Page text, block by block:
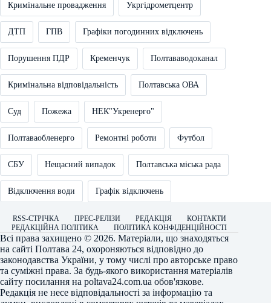
Кримінальне провадження Укргідрометцентр
ДТП ГПВ Графіки погодинних відключень
Порушення ПДР Кременчук Полтававодоканал
Кримінальна відповідальність Полтавська ОВА
Суд Пожежа НЕК"Укренерго"
Полтаваобленерго Ремонтні роботи Футбол
СБУ Нещасний випадок Полтавська міська рада
Відключення води Графік відключень
RSS-СТРІЧКА ПРЕС-РЕЛІЗИ РЕДАКЦІЯ
КОНТАКТИ
РЕДАКЦІЙНА ПОЛІТИКА
ПОЛІТИКА КОНФІДЕНЦІЙНОСТІ
Всі права захищено © 2026. Матеріали, що знаходяться
на сайті Полтава 24, охороняються відповідно до
законодавства України, у тому числі про авторське право
та суміжні права. За будь-якого використання матеріалів
сайту посилання на poltava24.com.ua обов'язкове.
Редакція не несе відповідальності за інформацію та